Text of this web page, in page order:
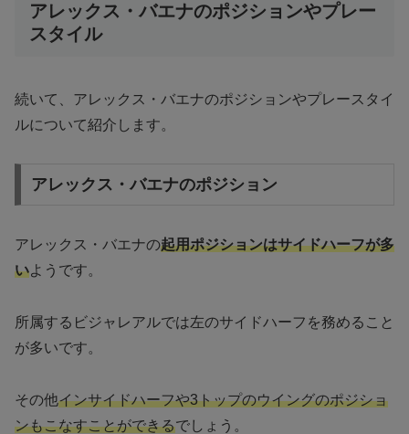
アレックス・バエナのポジションやプレー
スタイル
続いて、アレックス・バエナのポジションやプレースタイ
ルについて紹介します。
アレックス・バエナのポジション
アレックス・バエナの起用ポジションはサイドハーフが多
いようです。
所属するビジャレアルでは左のサイドハーフを務めること
が多いです。
その他インサイドハーフや3トップのウイングのポジショ
ンもこなすことができるでしょう。